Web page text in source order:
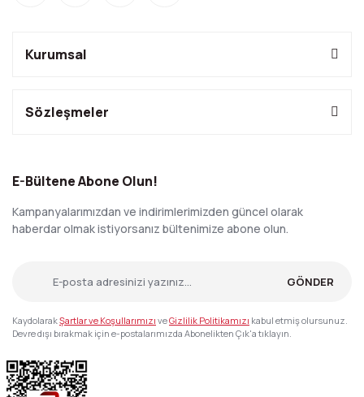
Kurumsal
Sözleşmeler
E-Bültene Abone Olun!
Kampanyalarımızdan ve indirimlerimizden güncel olarak
haberdar olmak istiyorsanız bültenimize abone olun.
GÖNDER
KaydolarakŞartlar ve Koşullarımızı veGizlilik Politikamızı kabul etmiş olursunuz.
Devre dışı bırakmak için e-postalarımızda Abonelikten Çık'a tıklayın.